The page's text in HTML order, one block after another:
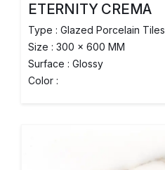
ETERNITY CREMA
Type : Glazed Porcelain Tiles
Size : 300 x 600 MM
Surface : Glossy
Color :